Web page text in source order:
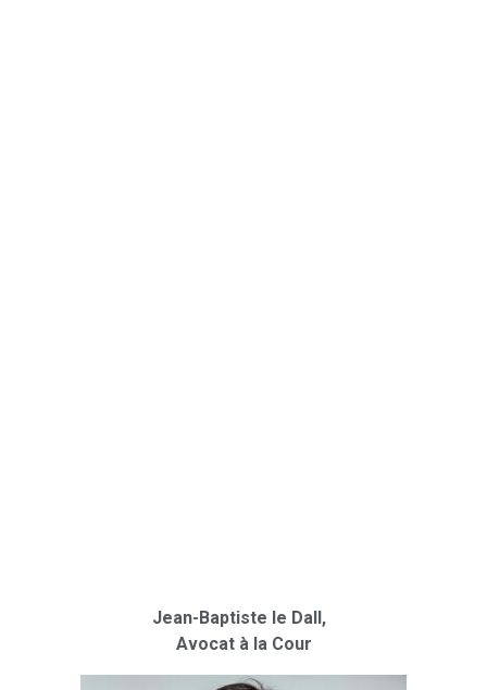
Jean-Baptiste le Dall,
Avocat à la Cour